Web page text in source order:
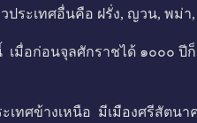
ประเทศอื่นคือ ฝรั่ง, ญวน, พ
อนจุลศักราชได้ ๑๐๐๐ ปีก็เ
ศข้างเหนือ มีเมืองศรีสัตนา